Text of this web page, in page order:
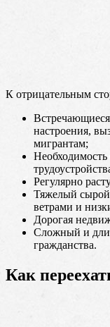
К отрицательным
настроения,
мигрантам;
Необходимость
Регулярно
Тяжелый
ветрами и
Дорогая
Сложный и
гражданства.
Как